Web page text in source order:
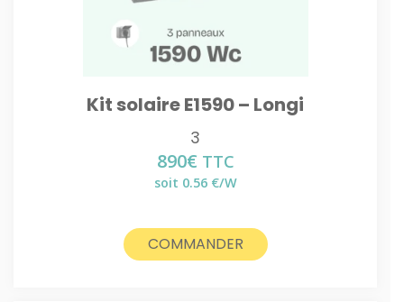
Kit solaire E1590 – Longi
3
890€ TTC
soit 0.56 €/W
COMMANDER